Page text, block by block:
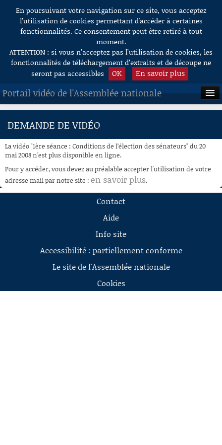
Aller au contenu
En poursuivant votre navigation sur ce site, vous acceptez
l’utilisation de cookies permettant d'accéder à certaines
fonctionnalités. Ce consentement peut être retiré à tout
moment.
ATTENTION : si vous n’acceptez pas l’utilisation de cookies, les
fonctionnalités de téléchargement d’extraits et de découpe ne
seront pas accessibles
OK En savoir plus
Portail vidéo de l'Assemblée nationale
ACCUEIL
À LA DEMANDE
RECHERCHE
AIDE À LA DÉCOUPE
DEMANDE DE VIDÉO
La vidéo "1ère séance : Conditions de l’élection des sénateurs" du 20
mai 2008 n'est plus disponible en ligne.
Pour y accéder, vous devez au préalable accepter l'utilisation de votre
adresse mail par notre site : en savoir plus.
Contact
Aide
Info site
Accessibilité : partiellement conforme
Le site de l'Assemblée nationale
Cookies